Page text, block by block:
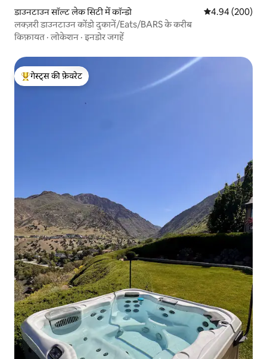
डाउनटाउन सॉल्ट लेक सिटी में कॉन्डो औसत रेटिंग 5 में से
4.94 (200)
लक्ज़री डाउनटाउन कोंडो दुकानें/Eats/BARS के करीब
किफ़ायत ·लोकेशन ·इनडोर जगहें
गेस्ट्स का टॉप फ़ेवरेट
गेस्ट्स की फ़ेवरेट